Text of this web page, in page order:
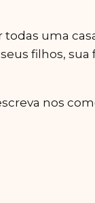
uma
filhos, sua
nos